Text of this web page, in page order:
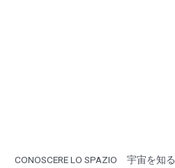
CONOSCERE LO SPAZIO 宇宙を知る